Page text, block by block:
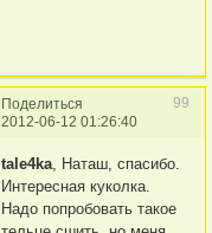
Поделиться
99
2012-06-12 01:26:40
tale4ka , Наташ, спасибо.
Интересная куколка.
Надо попробовать такое